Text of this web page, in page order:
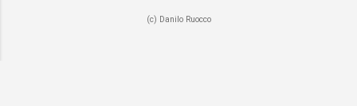
(c) Danilo Ruocco